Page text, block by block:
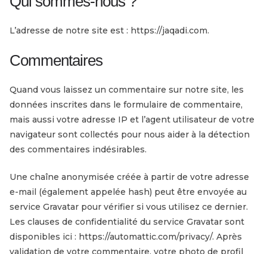
L’adresse de notre site est : https://jaqadi.com.
Commentaires
Quand vous laissez un commentaire sur notre site, les
données inscrites dans le formulaire de commentaire,
mais aussi votre adresse IP et l’agent utilisateur de votre
navigateur sont collectés pour nous aider à la détection
des commentaires indésirables.
Une chaîne anonymisée créée à partir de votre adresse
e-mail (également appelée hash) peut être envoyée au
service Gravatar pour vérifier si vous utilisez ce dernier.
Les clauses de confidentialité du service Gravatar sont
disponibles ici : https://automattic.com/privacy/. Après
validation de votre commentaire, votre photo de profil